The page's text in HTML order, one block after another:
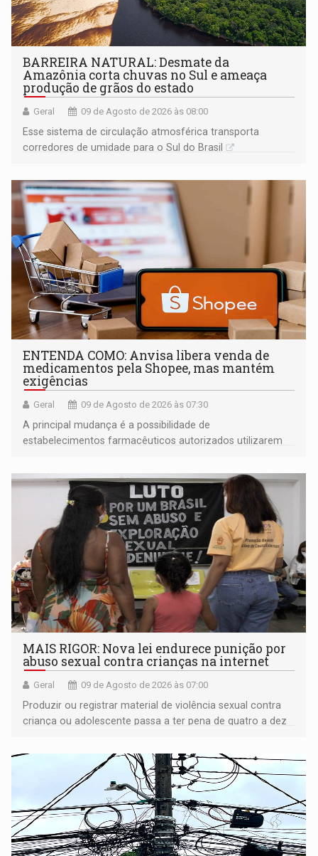
BARREIRA NATURAL: Desmate da
Amazônia corta chuvas no Sul e ameaça
produção de grãos do estado
Geral 09 de Agosto de 2026 às 08:00
Esse sistema de circulação atmosférica transporta
corredores de umidade para o Sul do Brasil
ENTENDA COMO: Anvisa libera venda de
medicamentos pela Shopee, mas mantém
exigências
Geral 09 de Agosto de 2026 às 07:30
A principal mudança é a possibilidade de
estabelecimentos farmacêuticos autorizados utilizarem
MAIS RIGOR: Nova lei endurece punição por
abuso sexual contra crianças na internet
Geral 09 de Agosto de 2026 às 07:00
Produzir ou registrar material de violência sexual contra
criança ou adolescente passa a ter pena de quatro a dez